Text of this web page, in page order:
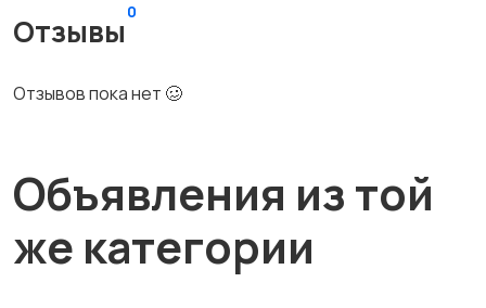
Отзывы
0
Отзывов пока нет 🥴
Объявления из той
же категории